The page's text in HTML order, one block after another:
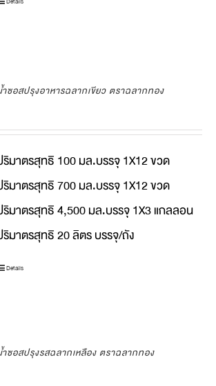
ำซอสปรุงอาหารฉลากเขียว ตราฉลากทอง
มาตรสุทธิ 100 มล.บรรจุ 1X12 ขวด
มาตรสุทธิ 700 มล.บรรจุ 1X12 ขวด
ริมาตรสุทธิ 4,500 มล.บรรจุ 1X3 แกลลอน
มาตรสุทธิ 20 ลิตร บรรจุ/ถัง
Details
ำซอสปรุงรสฉลากเหลือง ตราฉลากทอง